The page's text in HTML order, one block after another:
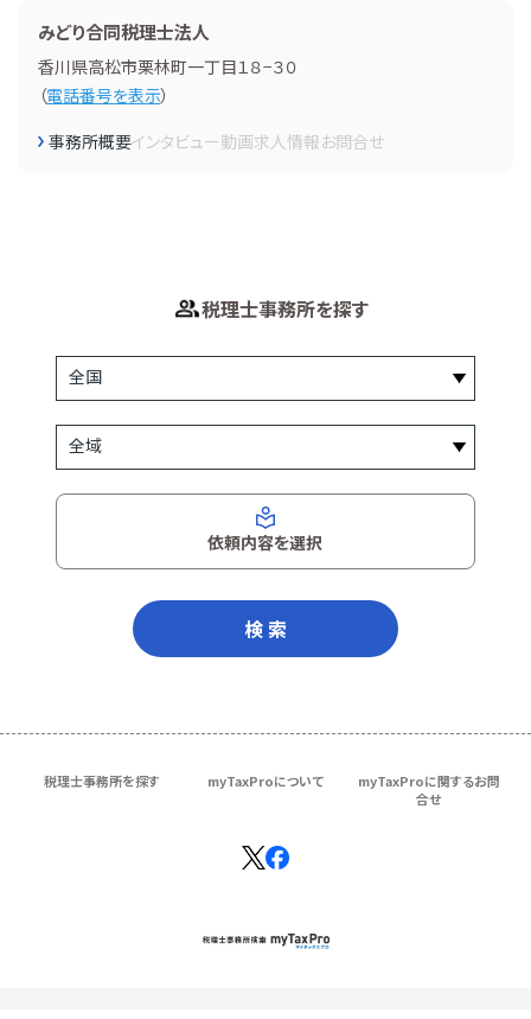
みどり合同税理士法人
香川県高松市栗林町一丁目１８−３０
（電話番号を表示）
事務所概要インタビュー動画求人情報お問合せ
税理士事務所を探す
依頼内容を選択
検 索
税理士事務所を探す myTaxProについて
myTaxProに関するお問
合せ